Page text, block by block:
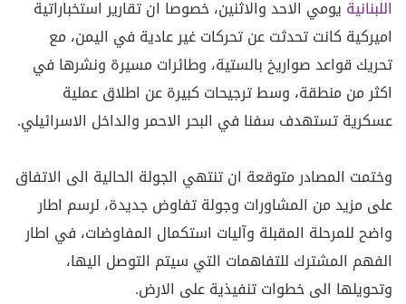
اللبنانية يومي الاحد والاثنين، خصوصا ان تقارير استخباراتية
اميركية كانت تحدثت عن تحركات غير عادية في اليمن، مع
تحريك قواعد صواريخ بالستية، وطائرات مسيرة ونشرها في
اكثر من منطقة، وسط ترجيحات كبيرة عن اطلاق عملية
عسكرية تستهدف سفنا في البحر الاحمر والداخل الاسرائيلي.
وختمت المصادر متوقعة ان تنتهي الجولة الحالية الى الاتفاق
على مزيد من المشاورات وجولة تفاوض جديدة، لرسم اطار
واضح للمرحلة المقبلة وآليات استكمال المفاوضات، في اطار
الفهم المشترك للتفاهمات التي سيتم التوصل اليها،
وتحويلها الى خطوات تنفيذية على الارض.